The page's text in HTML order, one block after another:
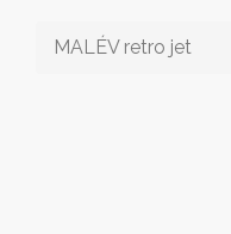
MALÉV retro jet